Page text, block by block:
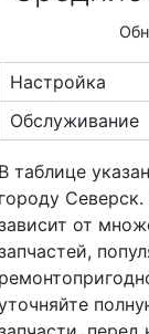
Настройка
Обслуживание
В таблице
городу Северск.
от